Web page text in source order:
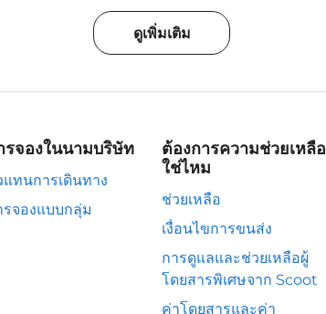
ดูเพิ่มเติม
รจองในนามบริษัท
แทนการเดินทาง
รจองแบบกลุ่ม
ต้องการความช่วยเหลือ
ใช่ไหม
ช่วยเหลือ
เงื่อนไขการขนส่ง
การดูแลและช่วยเหลือผู้
โดยสารพิเศษจาก Scoot
ค่าโดยสารและค่า